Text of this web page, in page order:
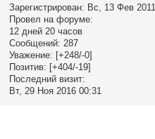
Зарегистрирован: Вс, 13 Фев 2011
Провел на форуме:
12 дней 20 часов
Сообщений: 287
Уважение: [+248/-0]
Позитив: [+404/-19]
Последний визит:
Вт, 29 Ноя 2016 00:31